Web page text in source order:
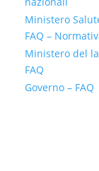
Ministero
FAQ –
Ministero del
FAQ
Governo – FAQ